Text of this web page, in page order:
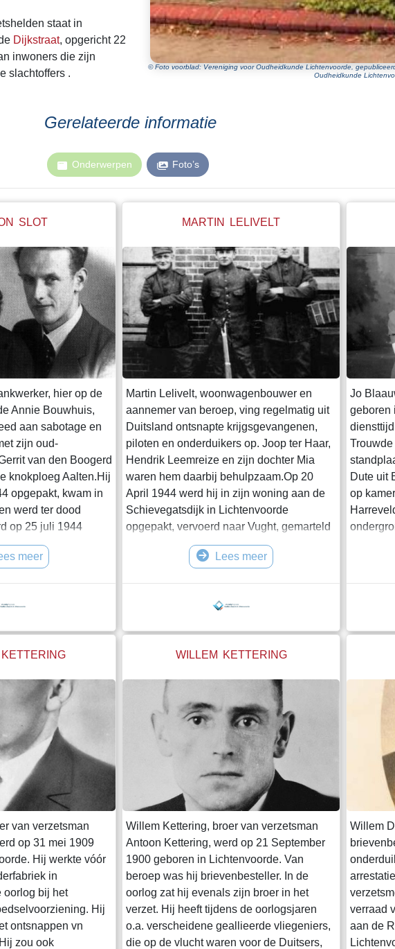
© Foto voorblad: Vereniging voor Oudheidkunde Lichtenvoorde,
Oudheidkunde
staat in
Dijkstraat, opgericht 22
inwoners die zijn
slachtoffers . ​
Gerelateerde informatie
Onderwerpen Foto’s
SLOT
hier op de
Annie Bouwhuis,
aan sabotage en
zijn oud-
van den Boogerd
knokploeg Aalten.Hij
opgepakt, kwam in
werd ter dood
op 25 juli 1944
geèxecuteerd in
26 jaar oud. Naar
artikel uit de Elna
meer
MARTIN LELIVELT
Martin Lelivelt, woonwagenbouwer en
aannemer van beroep, ving regelmatig uit
Duitsland ontsnapte krijgsgevangenen,
piloten en onderduikers op. Joop ter Haar,
Hendrik Leemreize en zijn dochter Mia
waren hem daarbij behulpzaam.Op 20
April 1944 werd hij in zijn woning aan de
Schievegatsdijk in Lichtenvoorde
opgepakt, vervoerd naar Vught, gemarteld
en uiiteindelijk op 25 juli 1944 gefusilleerd
bij Fort Rhijnauwen. Hij was 48 jaar
had op de zolder van zijn woning een
Lees meer
Jo
geboren
Dute uit
op
zich
kamp
van verzetsman
op 31 mei 1909
Hij werkte vóór
in
oorlog bij het
Hij
ontsnappen vn
zou ook
WILLEM KETTERING
Willem Kettering, broer van verzetsman
Antoon Kettering, werd op 21 September
1900 geboren in Lichtenvoorde. Van
beroep was hij brievenbesteller. In de
oorlog zat hij evenals zijn broer in het
verzet. Hij heeft tijdens de oorlogsjaren
o.a. verscheidene geallieerde vliegeniers,
die op de vlucht waren voor de Duitsers,
Willem
verraad
aan de